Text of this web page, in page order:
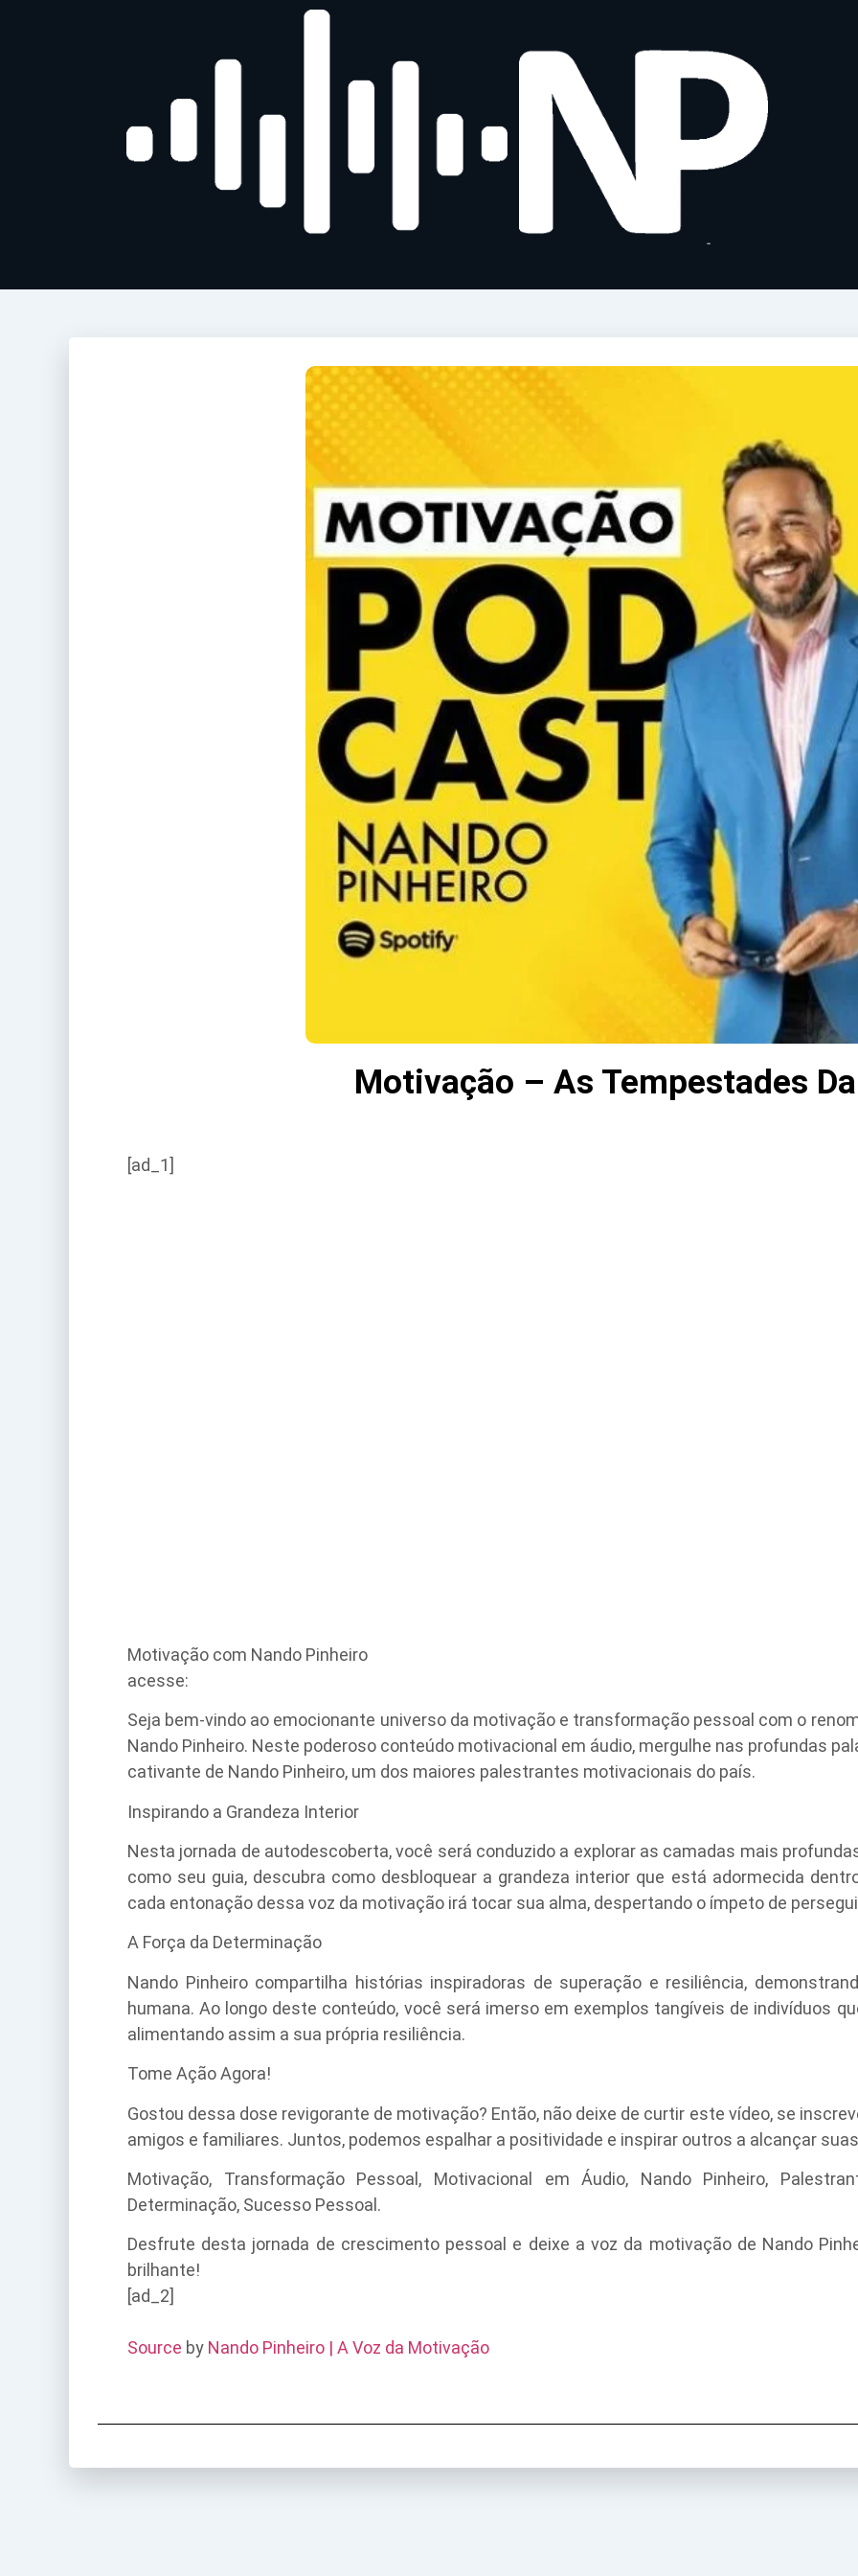
Motivação – As Tempestades
[ad_1]
Motivação com Nando Pinheiro
acesse:
Seja bem-vindo ao emocionante universo da motivação e transformação pessoal com o
Nando Pinheiro. Neste poderoso conteúdo motivacional em áudio, mergulhe nas profundas
cativante de Nando Pinheiro, um dos maiores palestrantes motivacionais do país.
Inspirando a Grandeza Interior
Nesta jornada de autodescoberta, você será conduzido a explorar as camadas mais
como seu guia, descubra como desbloquear a grandeza interior que está adormecida
cada entonação dessa voz da motivação irá tocar sua alma, despertando o ímpeto de
A Força da Determinação
Nando Pinheiro compartilha histórias inspiradoras de superação e resiliência,
humana. Ao longo deste conteúdo, você será imerso em exemplos tangíveis de indivíduos
alimentando assim a sua própria resiliência.
Tome Ação Agora!
Gostou dessa dose revigorante de motivação? Então, não deixe de curtir este vídeo, se
amigos e familiares. Juntos, podemos espalhar a positividade e inspirar outros a alcançar
Motivação, Transformação Pessoal, Motivacional em Áudio, Nando Pinheiro,
Determinação, Sucesso Pessoal.
Desfrute desta jornada de crescimento pessoal e deixe a voz da motivação de Nando
brilhante!
[ad_2]
Source by Nando Pinheiro | A Voz da Motivação